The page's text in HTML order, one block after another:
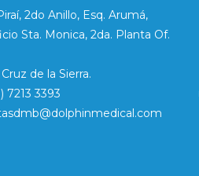
2do Anillo, Esq. Arumá,
Sta. Monica, 2da. Planta Of.
de la Sierra.
7213 3393